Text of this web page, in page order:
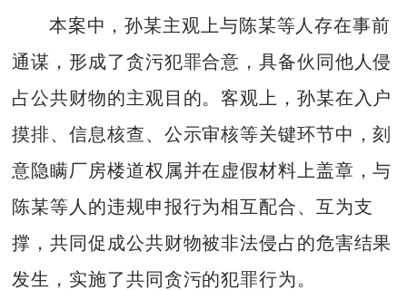
本案中，孙某主观上与陈某等人存在事前
通谋，形成了贪污犯罪合意，具备伙同他人侵
占公共财物的主观目的。客观上，孙某在入户
摸排、信息核查、公示审核等关键环节中，刻
意隐瞒厂房楼道权属并在虚假材料上盖章，与
陈某等人的违规申报行为相互配合、互为支
撑，共同促成公共财物被非法侵占的危害结果
发生，实施了共同贪污的犯罪行为。